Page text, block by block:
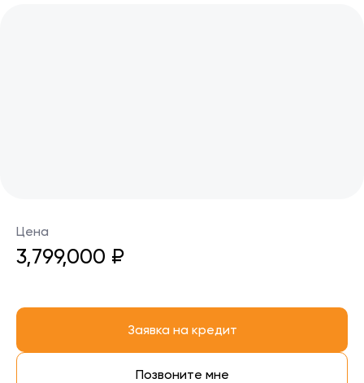
Цена
3,799,000 ₽
Заявка на кредит
Позвоните мне